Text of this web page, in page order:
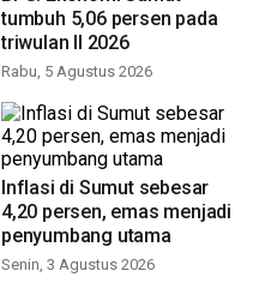
tumbuh 5,06 persen pada
triwulan II 2026
Rabu, 5 Agustus 2026